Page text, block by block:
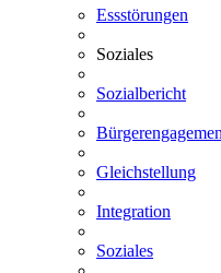
Essstörungen
Soziales
Sozialbericht
Gleichstellung
Integration
Soziales